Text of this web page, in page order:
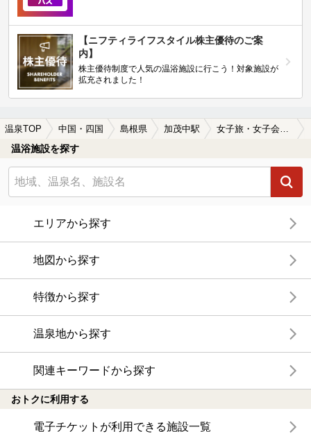
【ニフティライフスタイル株主優待のご案
内】
株主優待制度で人気の温浴施設に行こう！対象施設が
拡充されました！
温泉TOP 中国・四国 島根県 加茂中駅 女子旅・女子会におすすめの加茂中駅近くの温泉、日帰り温泉、スーパー銭湯おすすめ
温浴施設を探す
エリアから探す
地図から探す
特徴から探す
温泉地から探す
関連キーワードから探す
おトクに利用する
電子チケットが利用できる施設一覧